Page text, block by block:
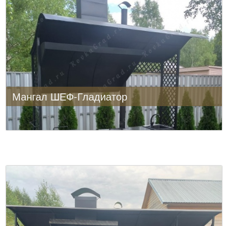
Мангал ШЕФ-Гладиатор